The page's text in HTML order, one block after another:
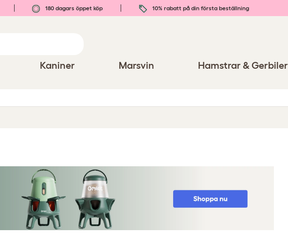
180 dagars öppet köp 10% rabatt på din första beställning
Kaniner Marsvin Hamstrar & Gerbiler